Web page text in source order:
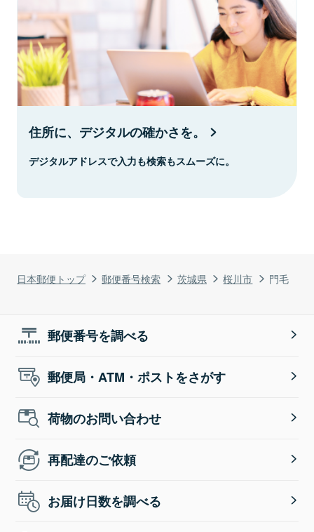
日本郵便トップ 郵便番号検索 茨城県 桜川市 門毛
住所に、デジタルの確かさを。
デジタルアドレスで入力も検索もスムーズに。
郵便番号を調べる
郵便局・ATM・ポストをさがす
荷物のお問い合わせ
再配達のご依頼
お届け日数を調べる